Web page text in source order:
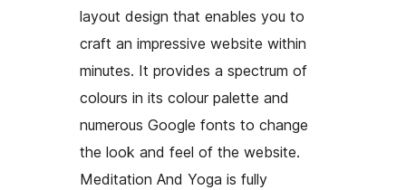
layout design that enables you to
craft an impressive website within
minutes. It provides a spectrum of
colours in its colour palette and
numerous Google fonts to change
the look and feel of the website.
Meditation And Yoga is fully